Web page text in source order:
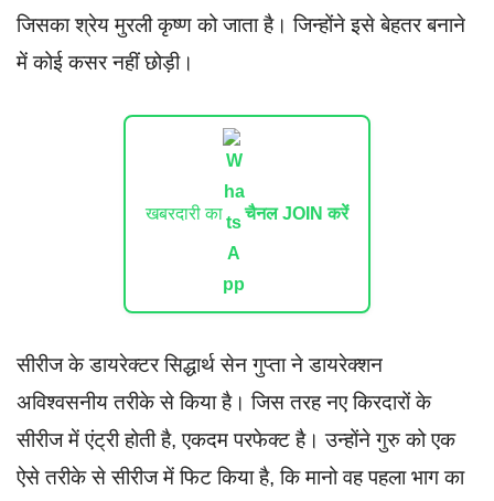
जिसका श्रेय मुरली कृष्ण को जाता है। जिन्होंने इसे बेहतर बनाने
में कोई कसर नहीं छोड़ी।
खबरदारी का चैनल JOIN करें
सीरीज के डायरेक्टर सिद्धार्थ सेन गुप्ता ने डायरेक्शन
अविश्वसनीय तरीके से किया है। जिस तरह नए किरदारों के
सीरीज में एंट्री होती है, एकदम परफेक्ट है। उन्होंने गुरु को एक
ऐसे तरीके से सीरीज में फिट किया है, कि मानो वह पहला भाग का